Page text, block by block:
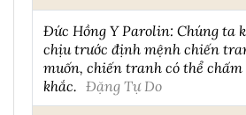
Đức Hồng Y Parolin: Chúng ta
chịu trước định mệnh chiến
muốn, chiến tranh có thể
khắc. Đặng Tự Do